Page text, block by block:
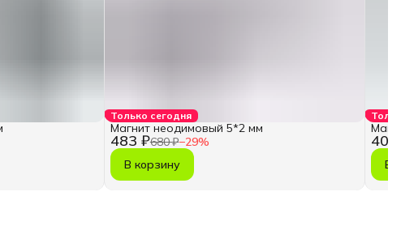
Только сегодня
483 ₽680 ₽−29%
Магнит неодимовый 5*2 мм
В корзину
406
В